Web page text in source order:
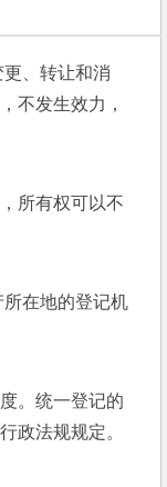
、转让和消
不发生效力，
所有权可以不
在地的登记机
。统一登记的
政法规规定。